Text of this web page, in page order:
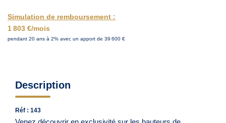
Simulation de remboursement :
1 803 €/mois
pendant 20 ans à 2% avec un apport de 39 600 €
Description
Réf : 143